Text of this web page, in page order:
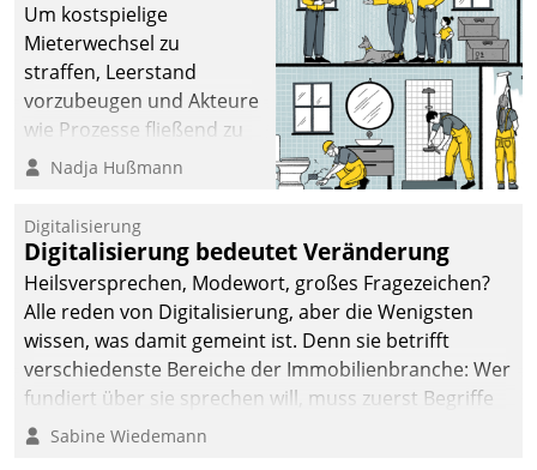
Um kostspielige
Mieterwechsel zu
straffen, Leerstand
vorzubeugen und Akteure
wie Prozesse fließend zu
vernetzen, nutzt die
Jahresbeginn eine
Überblick, Einsicht und
Eingriff bietende Lösung.
Zur Entwicklung setzte
man auf
Cloudtechnologie,
bewährte und Startup-
agile Projektmethoden.
Nadja Hußmann
Digitalisierung
Digitalisierung bedeutet Veränderung
Heilsversprechen, Modewort, großes Fragezeichen?
Alle reden von Digitalisierung, aber die Wenigsten
wissen, was damit gemeint ist. Denn sie betrifft
verschiedenste Bereiche der Immobilienbranche: Wer
fundiert über sie sprechen will, muss zuerst Begriffe
klären. Ein Aspekt ist die betriebliche Optimierung:
Sabine Wiedemann